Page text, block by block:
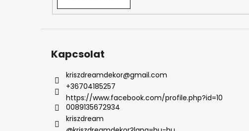
Kapcsolat
kriszdreamdekor@gmail.com
+36704185257
https://www.facebook.com/profile.php?id=10
0089135672934
kriszdream